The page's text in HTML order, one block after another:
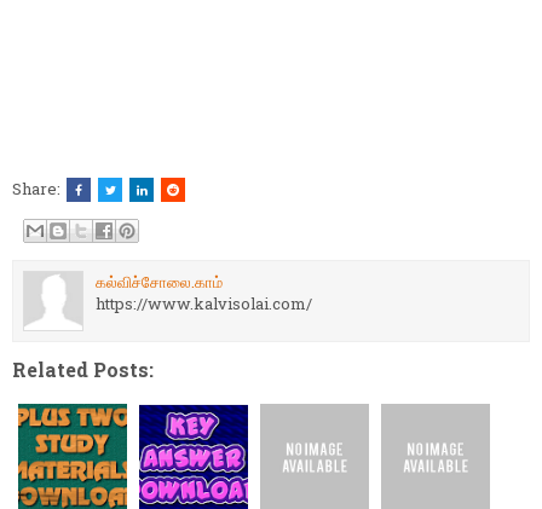
Share:
கல்விச்சோலை.காம்
https://www.kalvisolai.com/
Related Posts: